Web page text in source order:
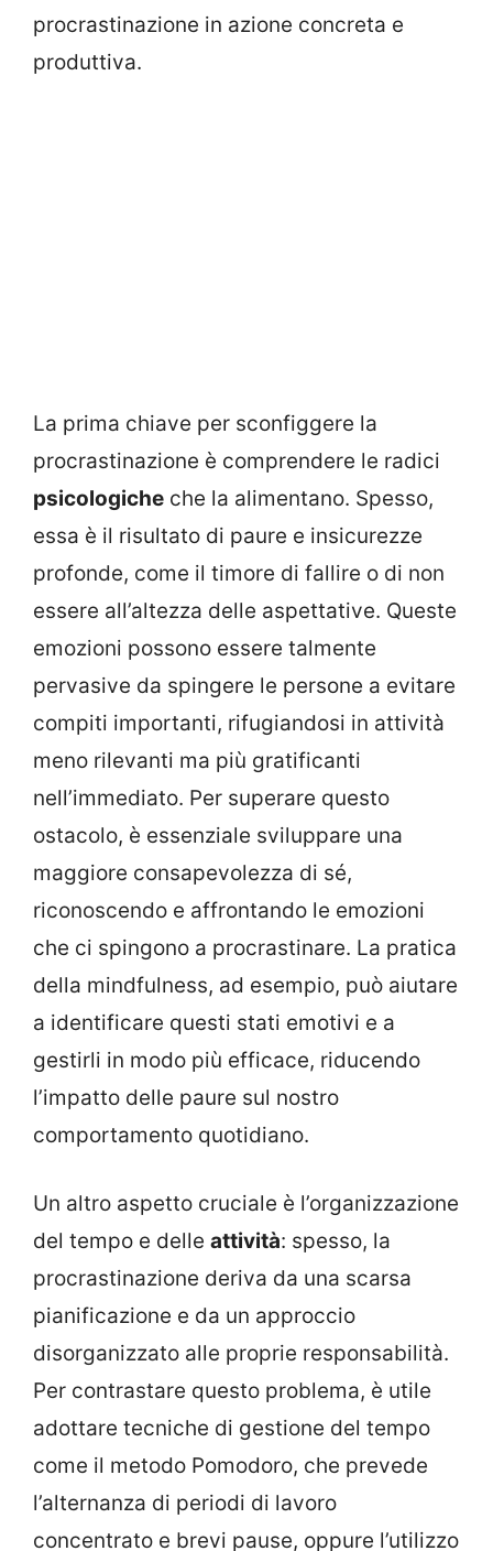
procrastinazione in azione concreta e
produttiva.
La prima chiave per sconfiggere la
procrastinazione è comprendere le radici
psicologiche che la alimentano. Spesso,
essa è il risultato di paure e insicurezze
profonde, come il timore di fallire o di non
essere all’altezza delle aspettative. Queste
emozioni possono essere talmente
pervasive da spingere le persone a evitare
compiti importanti, rifugiandosi in attività
meno rilevanti ma più gratificanti
nell’immediato. Per superare questo
ostacolo, è essenziale sviluppare una
maggiore consapevolezza di sé,
riconoscendo e affrontando le emozioni
che ci spingono a procrastinare. La pratica
della mindfulness, ad esempio, può aiutare
a identificare questi stati emotivi e a
gestirli in modo più efficace, riducendo
l’impatto delle paure sul nostro
comportamento quotidiano.
Un altro aspetto cruciale è l’organizzazione
del tempo e delle attività: spesso, la
procrastinazione deriva da una scarsa
pianificazione e da un approccio
disorganizzato alle proprie responsabilità.
Per contrastare questo problema, è utile
adottare tecniche di gestione del tempo
come il metodo Pomodoro, che prevede
l’alternanza di periodi di lavoro
concentrato e brevi pause, oppure l’utilizzo